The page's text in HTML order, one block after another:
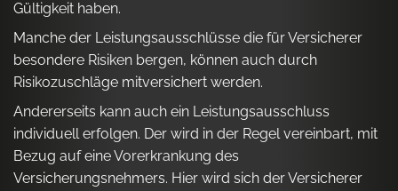
Gültigkeit haben.
Manche der Leistungsausschlüsse die für Versicherer
besondere Risiken bergen, können auch durch
Risikozuschläge mitversichert werden.
Andererseits kann auch ein Leistungsausschluss
individuell erfolgen. Der wird in der Regel vereinbart, mit
Bezug auf eine Vorerkrankung des
Versicherungsnehmers. Hier wird sich der Versicherer